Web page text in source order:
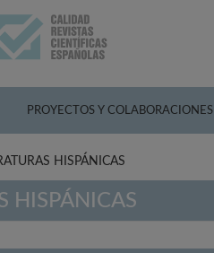
PROYECTOS Y COLABORACIONES
HISPÁNICAS
HISPÁNICAS